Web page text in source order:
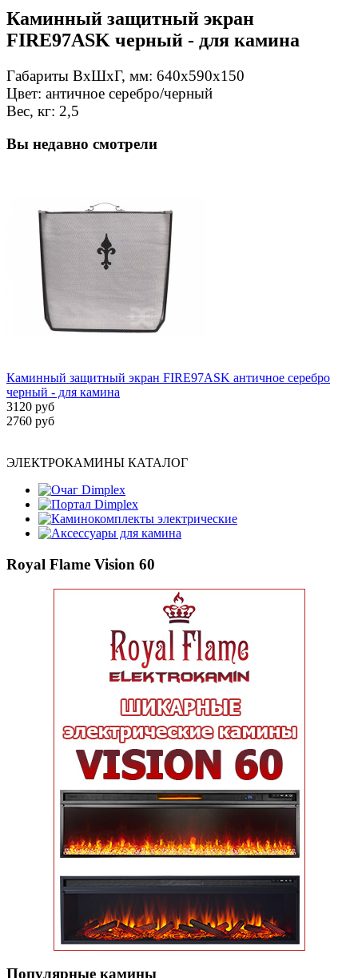
Каминный защитный экран
FIRE97ASK черный - для камина
Габариты ВxШxГ, мм: 640х590х150
Цвет: античное серебро/черный
Вес, кг: 2,5
Вы недавно смотрели
Каминный защитный экран FIRE97ASK античное серебро
черный - для камина
3120 руб
2760 руб
ЭЛЕКТРОКАМИНЫ КАТАЛОГ
Очаг Dimplex
Портал Dimplex
Каминокомплекты электрические
Аксессуары для камина
Royal Flame Vision 60
Популярные кaмины